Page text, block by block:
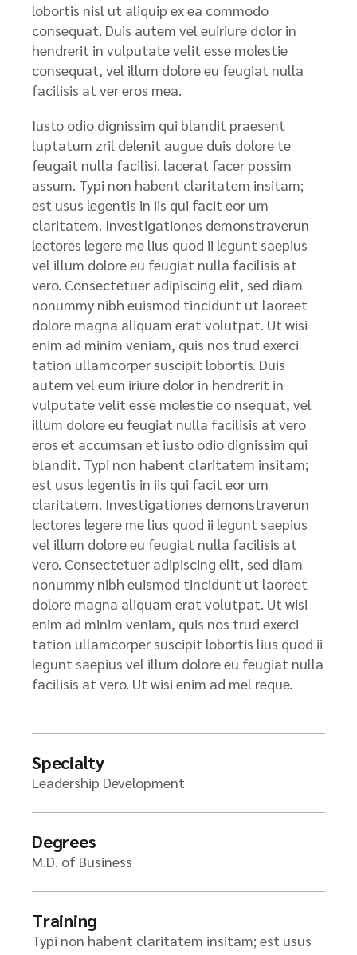
lobortis nisl ut aliquip ex ea commodo
consequat. Duis autem vel euiriure dolor in
hendrerit in vulputate velit esse molestie
consequat, vel illum dolore eu feugiat nulla
facilisis at ver eros mea.
Iusto odio dignissim qui blandit praesent
luptatum zril delenit augue duis dolore te
feugait nulla facilisi. lacerat facer possim
assum. Typi non habent claritatem insitam;
est usus legentis in iis qui facit eor um
claritatem. Investigationes demonstraverun
lectores legere me lius quod ii legunt saepius
vel illum dolore eu feugiat nulla facilisis at
vero. Consectetuer adipiscing elit, sed diam
nonummy nibh euismod tincidunt ut laoreet
dolore magna aliquam erat volutpat. Ut wisi
enim ad minim veniam, quis nos trud exerci
tation ullamcorper suscipit lobortis. Duis
autem vel eum iriure dolor in hendrerit in
vulputate velit esse molestie co nsequat, vel
illum dolore eu feugiat nulla facilisis at vero
eros et accumsan et iusto odio dignissim qui
blandit. Typi non habent claritatem insitam;
est usus legentis in iis qui facit eor um
claritatem. Investigationes demonstraverun
lectores legere me lius quod ii legunt saepius
vel illum dolore eu feugiat nulla facilisis at
vero. Consectetuer adipiscing elit, sed diam
nonummy nibh euismod tincidunt ut laoreet
dolore magna aliquam erat volutpat. Ut wisi
enim ad minim veniam, quis nos trud exerci
tation ullamcorper suscipit lobortis lius quod ii
legunt saepius vel illum dolore eu feugiat nulla
facilisis at vero. Ut wisi enim ad mel reque.
Specialty
Leadership Development
Degrees
M.D. of Business
Training
Typi non habent claritatem insitam; est usus